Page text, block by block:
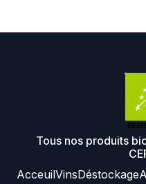
Tous nos produits
AcceuilVinsDéstockage